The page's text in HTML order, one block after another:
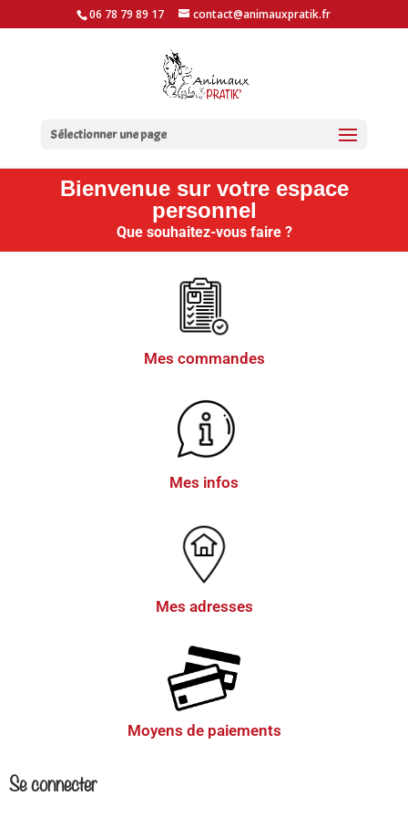
06 78 79 89 17 contact@animauxpratik.fr
Sélectionner une page
Bienvenue sur votre espace
personnel
Que souhaitez-vous faire ?
Mes commandes
Mes infos
Mes adresses
Moyens de paiements
Se connecter